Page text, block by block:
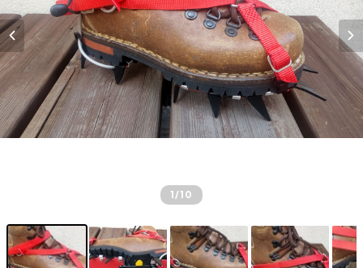
1/10